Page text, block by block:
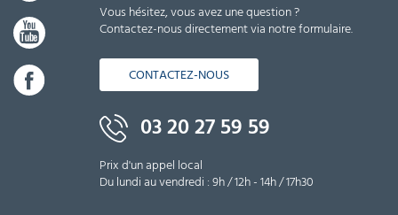
Vous hésitez, vous avez une question ?
Contactez-nous directement via notre formulaire.
CONTACTEZ-NOUS
03 20 27 59 59
Prix d'un appel local
Du lundi au vendredi : 9h / 12h - 14h / 17h30